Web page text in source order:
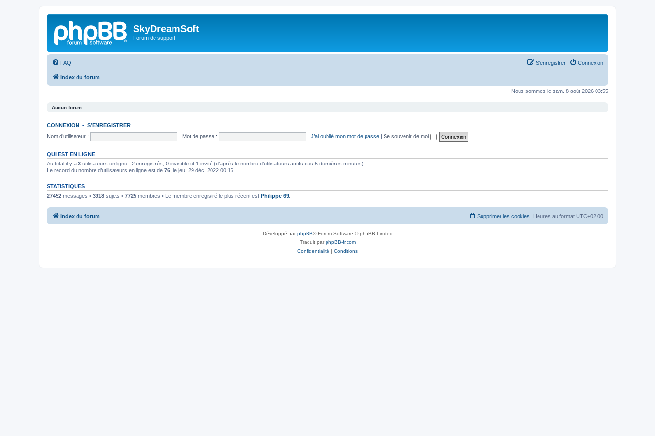
SkyDreamSoft
Forum de support
FAQ Connexion
S’enregistrer
Index du forum
Nous sommes le sam. 8 août 2026 03:55
Aucun forum.
CONNEXION • S’ENREGISTRER
Nom d’utilisateur :
Mot de passe : J’ai oublié mon mot de passe | Se souvenir de moi
QUI EST EN LIGNE
Au total il y a 3 utilisateurs en ligne : 2 enregistrés, 0 invisible et 1 invité (d’après le nombre d’utilisateurs actifs ces 5 dernières minutes)
Le record du nombre d’utilisateurs en ligne est de 76 , le jeu. 29 déc. 2022 00:16
STATISTIQUES
27452 messages • 3918 sujets • 7725 membres • Le membre enregistré le plus récent est Philippe 69
Index du forum Heures au format UTC+02:00
Supprimer les cookies
Développé parphpBB® Forum Software © phpBB Limited
Traduit parphpBB-fr.com
Confidentialité | Conditions